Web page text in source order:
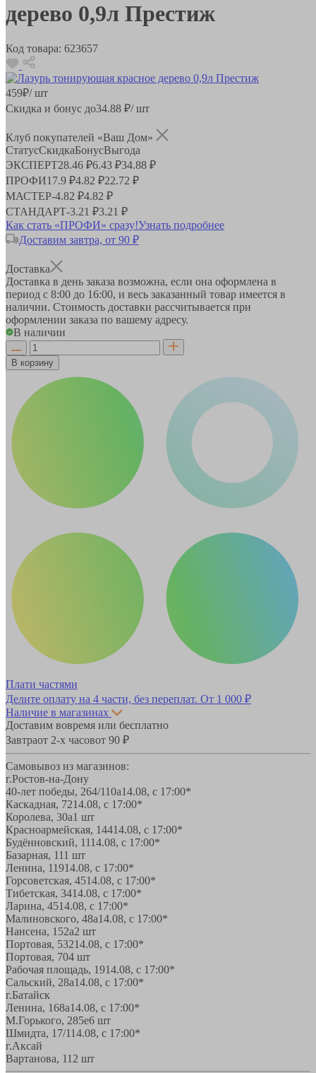
дерево 0,9л Престиж
Код товара: 623657
459₽/ шт
Скидка и бонус до34.88 ₽/ шт
Клуб покупателей «Ваш Дом»
СтатусСкидкаБонусВыгода
ЭКСПЕРТ28.46 ₽6.43 ₽34.88 ₽
ПРОФИ17.9 ₽4.82 ₽22.72 ₽
МАСТЕР-4.82 ₽4.82 ₽
СТАНДАРТ-3.21 ₽3.21 ₽
Как стать «ПРОФИ» сразу!Узнать подробнее
Доставим завтра, от 90 ₽
Доставка
Доставка в день заказа возможна, если она оформлена в
период с 8:00 до 16:00, и весь заказанный товар имеется в
наличии. Стоимость доставки рассчитывается при
оформлении заказа по вашему адресу.
В наличии
В корзину
Плати частями
Делите оплату на 4 части, без переплат. От 1 000 ₽
Наличие в магазинах
Доставим вовремя или бесплатно
Завтраот 2-х часовот 90 ₽
Самовывоз из магазинов:
г.Ростов-на-Дону
40-лет победы, 264/110а14.08, с 17:00*
Каскадная, 7214.08, с 17:00*
Королева, 30а1 шт
Красноармейская, 14414.08, с 17:00*
Будённовский, 1114.08, с 17:00*
Базарная, 111 шт
Ленина, 11914.08, с 17:00*
Горсоветская, 4514.08, с 17:00*
Тибетская, 3414.08, с 17:00*
Ларина, 4514.08, с 17:00*
Малиновского, 48а14.08, с 17:00*
Нансена, 152а2 шт
Портовая, 53214.08, с 17:00*
Портовая, 704 шт
Рабочая площадь, 1914.08, с 17:00*
Сальский, 28a14.08, с 17:00*
г.Батайск
Ленина, 168а14.08, с 17:00*
М.Горького, 285е6 шт
Шмидта, 17/114.08, с 17:00*
г.Аксай
Вартанова, 11 2 шт